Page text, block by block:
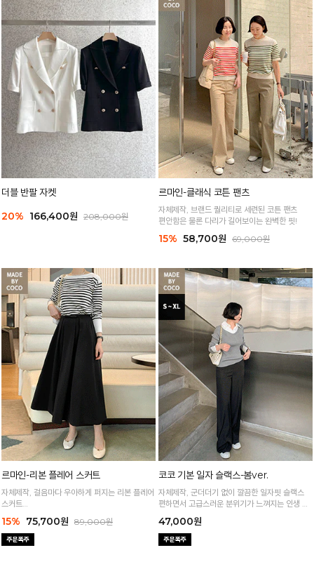
더블 반팔 자켓
20% 166,400원 208,000원
르마인-클래식 코튼 팬츠
자체제작, 브랜드 퀄리티로 세련된 코튼 팬츠
편안함은 물론 다리가 길어보이는 완벽한 핏!
15% 58,700원 69,000원
르마인-리본 플레어 스커트
자체제작, 걸음마다 우아하게 퍼지는 리본 플레어
스커트
프리미엄 퀄리티에 고급스러운 핏까지 완벽한 스
커트
15% 75,700원 89,000원
코코 기본 일자 슬랙스-봄ver.
자체제작, 군더더기 없이 깔끔한 일자핏 슬랙스
편하면서 고급스러운 분위기가 느껴지는 인생 슬
47,000원